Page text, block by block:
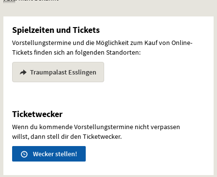
Spielzeiten und Tickets
Vorstellungstermine und die Möglichkeit zum Kauf von Online-
Tickets finden sich an folgenden Standorten:
Traumpalast Esslingen
Ticketwecker
Wenn du kommende Vorstellungstermine nicht verpassen
willst, dann stell dir den Ticketwecker.
Wecker stellen!